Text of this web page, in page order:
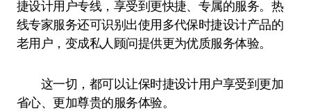
捷设计用户专线，享受到更快捷、专属的服务。热
线专家服务还可识别出使用多代保时捷设计产品的
老用户，变成私人顾问提供更为优质服务体验。
这一切，都可以让保时捷设计用户享受到更加
省心、更加尊贵的服务体验。